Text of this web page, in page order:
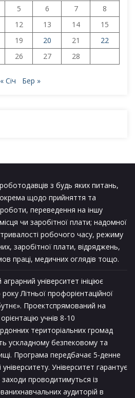
5 6 7
8
12 13 14
15
19 20 21
22
26 27 28
« Січ Бер »
з будь яких питань,
щодо прийняття та
роботи, переведення на іншу
чи заробітної плати; надомної
робочого часу, режиму
заробітної плати, відряджень,
праці, медичних оглядів тощо.
університет ініціює
Літньої профорієнтаційної
Проектспрямований на
учнів 8-10
територіальних громад
ускладному безпековому та
Програма передбачає 5-денне
Університет гарантує
проводитимуться із
аудиторій в